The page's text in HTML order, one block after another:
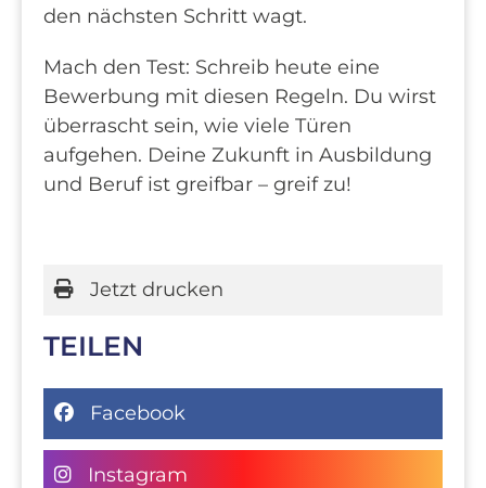
den nächsten Schritt wagt.
Mach den Test: Schreib heute eine
Bewerbung mit diesen Regeln. Du wirst
überrascht sein, wie viele Türen
aufgehen. Deine Zukunft in Ausbildung
und Beruf ist greifbar – greif zu!
Jetzt drucken
TEILEN
Facebook
Instagram